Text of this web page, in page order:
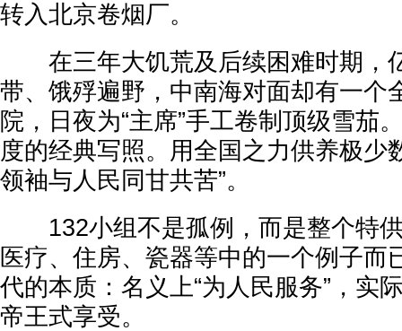
转入北京卷烟厂。
在三年大饥荒及后续困难时期，
带、饿殍遍野，中南海对面却有一个
院，日夜为“主席”手工卷制顶级雪茄
度的经典写照。用全国之力供养极少
领袖与人民同甘共苦”。
132小组不是孤例，而是整个特供
医疗、住房、瓷器等中的一个例子而
代的本质：名义上“为人民服务”，实
帝王式享受。